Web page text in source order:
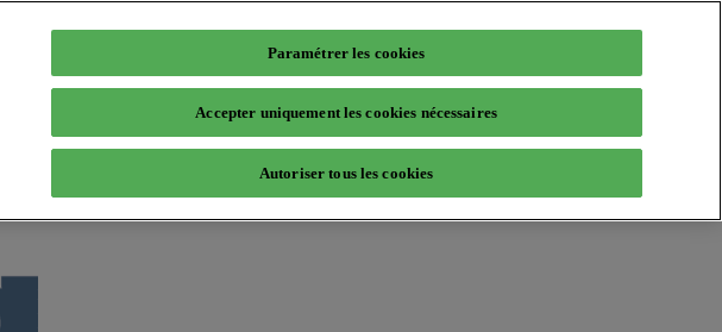
Paramétrer les cookies
Accepter uniquement les cookies nécessaires
Autoriser tous les cookies